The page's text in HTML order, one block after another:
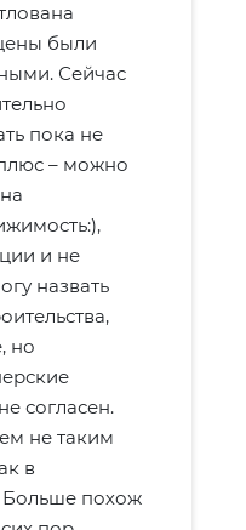
были
Сейчас
пока не
– можно
и не
назвать
но
согласен.
не таким
в
Больше похож